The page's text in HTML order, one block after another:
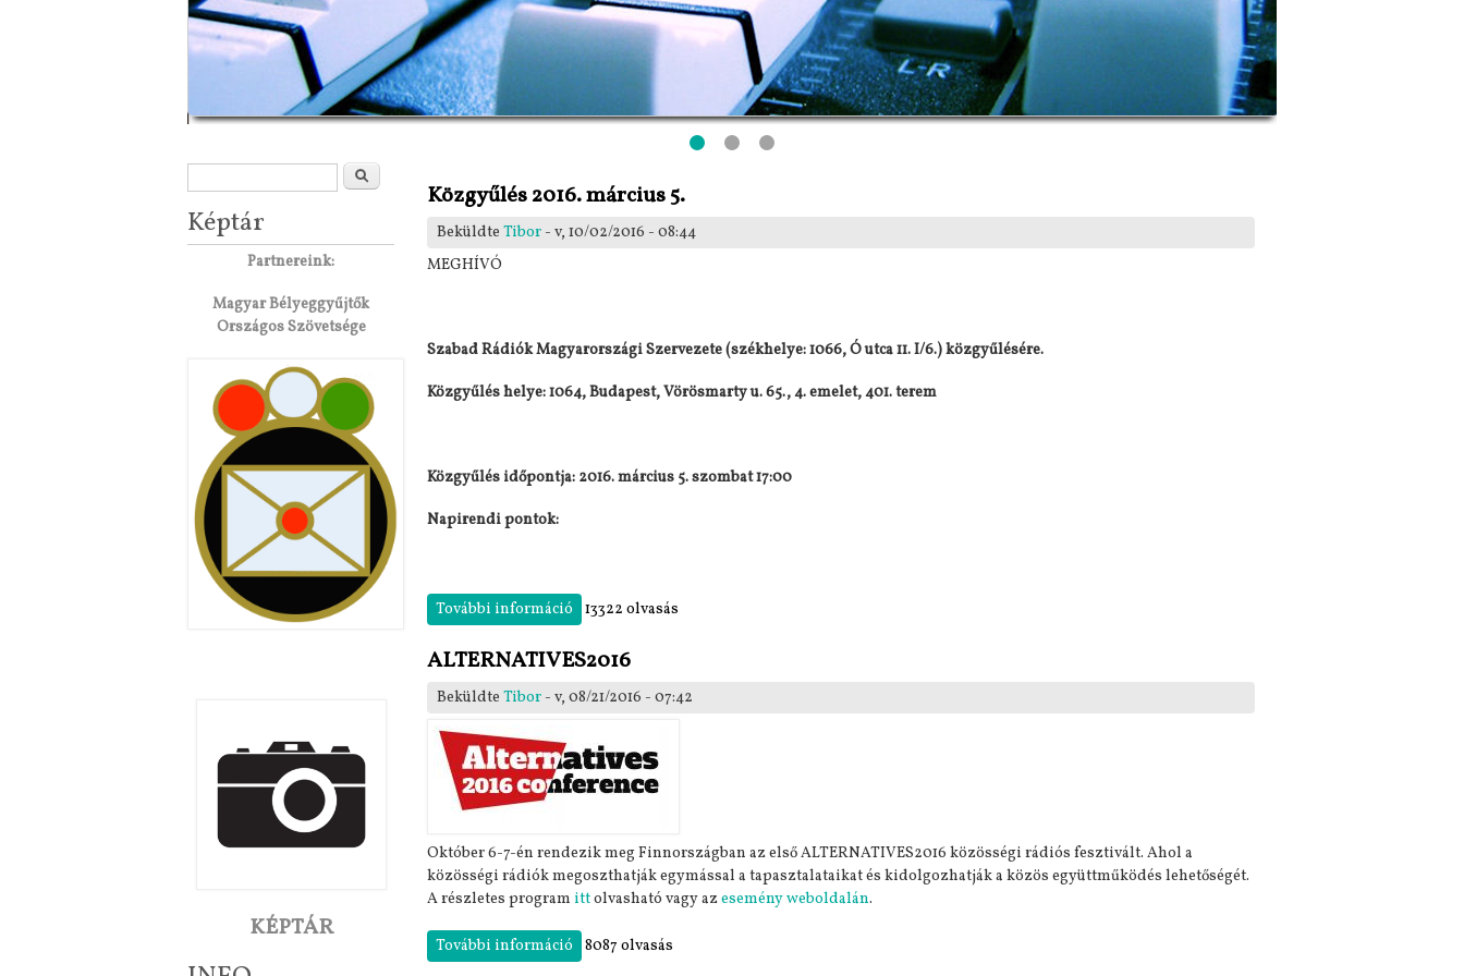
Közgyűlés 2016. március 5.
Beküldte Tibor - v, 10/02/2016 - 08:44
MEGHÍVÓ
Szabad Rádiók Magyarországi Szervezete (székhelye: 1066, Ó utca 11. I/6.) közgyűlésére.
Közgyűlés helye:1064, Budapest, Vörösmarty u. 65., 4. emelet, 401. terem
Közgyűlés időpontja: 2016. március 5. szombat 17:00
Napirendi pontok:
További információ Közgyűlés 2016. március 5. tartalommal kapcsolatosan
13322 olvasás
ALTERNATIVES2016
Beküldte Tibor - v, 08/21/2016 - 07:42
Október 6-7-én rendezik meg Finnországban az első ALTERNATIVES2016 közösségi rádiós fesztivált. Ahol a
közösségi rádiók megoszthatják egymással a tapasztalataikat és kidolgozhatják a közös együttműködés lehetőségét.
A részletes program ittolvasható vagy azesemény weboldalán.
További információ ALTERNATIVES2016 tartalommal kapcsolatosan
8087 olvasás
Képtár
Partnereink:
Magyar Bélyeggyűjtők
Országos Szövetsége
KÉPTÁR